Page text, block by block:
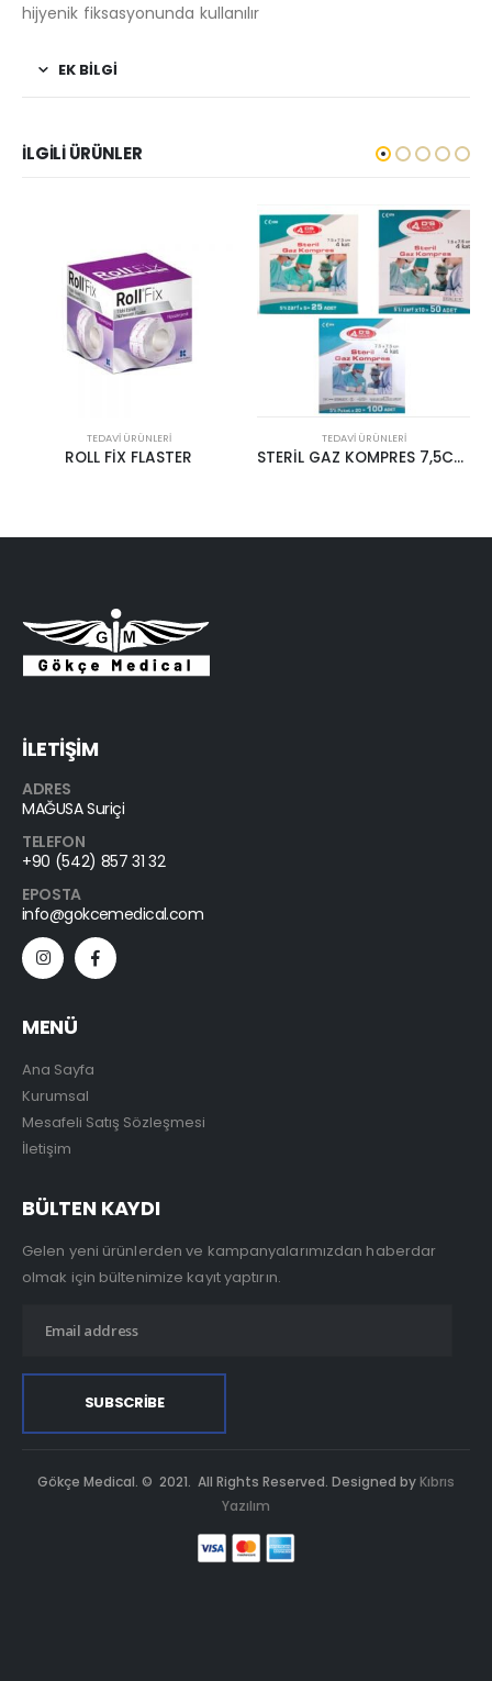
hijyenik fiksasyonunda kullanılır
EK BILGI
İLGILI ÜRÜNLER
TEDAVI ÜRÜNLERI
ROLL FİX FLASTER
TEDAVI ÜRÜNLERI
STERİL GAZ KOMPRES 7,5CM x 7,5CM
İLETİŞİM
ADRES
MAĞUSA Suriçi
TELEFON
+90 (542) 857 31 32
EPOSTA
info@gokcemedical.com
MENÜ
Ana Sayfa
Kurumsal
Mesafeli Satış Sözleşmesi
İletişim
BÜLTEN KAYDI
Gelen yeni ürünlerden ve kampanyalarımızdan haberdar
olmak için bültenimize kayıt yaptırın.
Gökçe Medical. © 2021. All Rights Reserved. Designed by Kıbrıs
Yazılım